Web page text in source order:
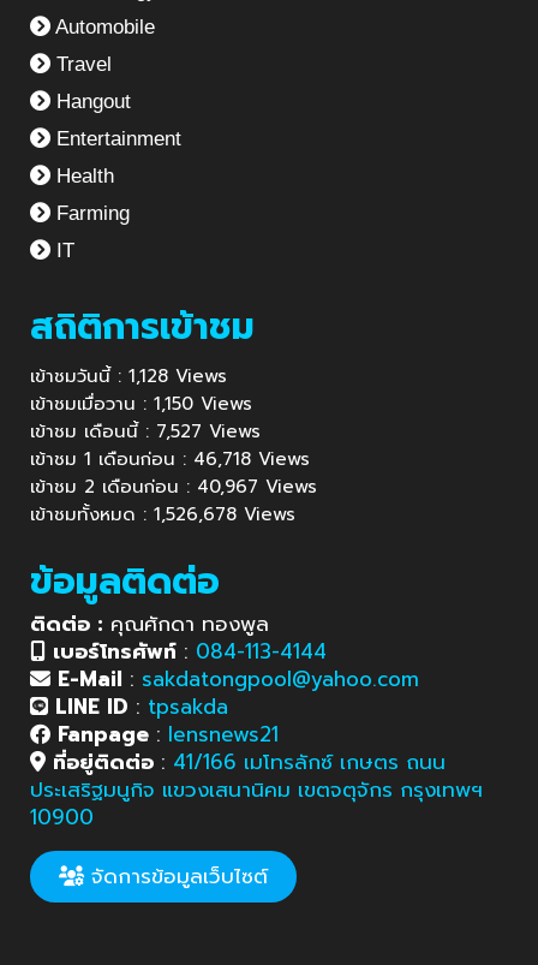
Automobile
Travel
Hangout
Entertainment
Health
Farming
IT
สถิติการเข้าชม
เข้าชมวันนี้ : 1,128 Views
เข้าชมเมื่อวาน : 1,150 Views
เข้าชม เดือนนี้ : 7,527 Views
เข้าชม 1 เดือนก่อน : 46,718 Views
เข้าชม 2 เดือนก่อน : 40,967 Views
เข้าชมทั้งหมด : 1,526,678 Views
ข้อมูลติดต่อ
ติดต่อ : คุณศักดา ทองพูล
เบอร์โทรศัพท์ : 084-113-4144
E-Mail : sakdatongpool@yahoo.com
LINE ID : tpsakda
Fanpage : lensnews21
ที่อยู่ติดต่อ : 41/166 เมโทรลักซ์ เกษตร ถนน
ประเสริฐมนูกิจ แขวงเสนานิคม เขตจตุจักร กรุงเทพฯ
10900
จัดการข้อมูลเว็บไซต์